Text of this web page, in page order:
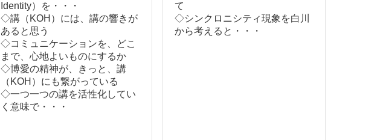
Identity）を・・・
◇講（KOH）には、講の響きが
あると思う
◇コミュニケーションを、どこ
まで、心地よいものにするか
◇博愛の精神が、きっと、講
（KOH）にも繋がっている
◇一つ一つの講を活性化してい
く意味で・・・
て
◇シンクロニシティ現象を白川
から考えると・・・